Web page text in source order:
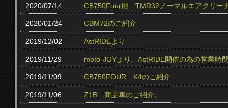
2020/07/14 CB750Four用 TMR32ノーマルエアクリー
2020/01/24 CBM72のご紹介
2019/12/02 AstRIDEより
2019/11/29 moto-JOYより、AstRIDE開催の為の営業時
2019/11/09 CB750FOUR K4のご紹介
2019/11/06 Z1B 商品車のご紹介。